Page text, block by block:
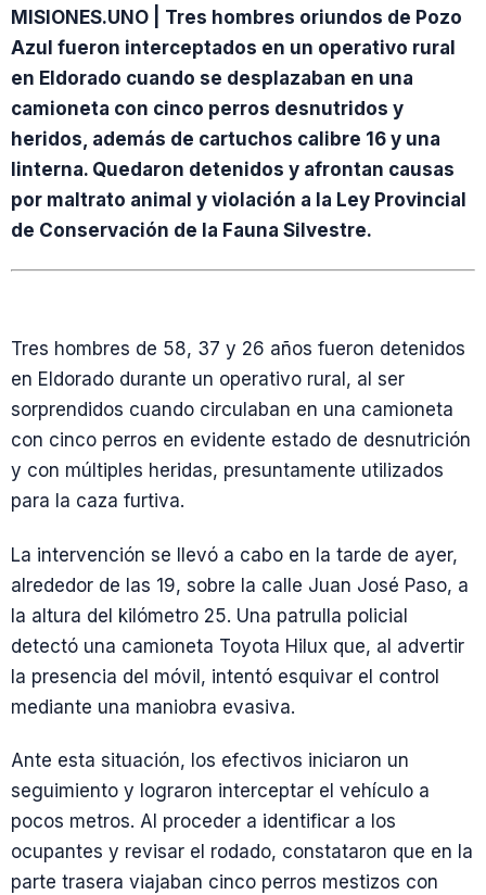
MISIONES.UNO | Tres hombres oriundos de Pozo
Azul fueron interceptados en un operativo rural
en Eldorado cuando se desplazaban en una
camioneta con cinco perros desnutridos y
heridos, además de cartuchos calibre 16 y una
linterna. Quedaron detenidos y afrontan causas
por maltrato animal y violación a la Ley Provincial
de Conservación de la Fauna Silvestre.
Tres hombres de 58, 37 y 26 años fueron detenidos
en Eldorado durante un operativo rural, al ser
sorprendidos cuando circulaban en una camioneta
con cinco perros en evidente estado de desnutrición
y con múltiples heridas, presuntamente utilizados
para la caza furtiva.
La intervención se llevó a cabo en la tarde de ayer,
alrededor de las 19, sobre la calle Juan José Paso, a
la altura del kilómetro 25. Una patrulla policial
detectó una camioneta Toyota Hilux que, al advertir
la presencia del móvil, intentó esquivar el control
mediante una maniobra evasiva.
Ante esta situación, los efectivos iniciaron un
seguimiento y lograron interceptar el vehículo a
pocos metros. Al proceder a identificar a los
ocupantes y revisar el rodado, constataron que en la
parte trasera viajaban cinco perros mestizos con